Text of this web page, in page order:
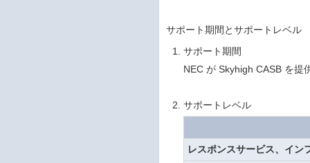
サポート期間とサポートレベル
サポート期間
NEC が Skyhigh CASB を提
サポートレベル
レスポンスサービス、イン